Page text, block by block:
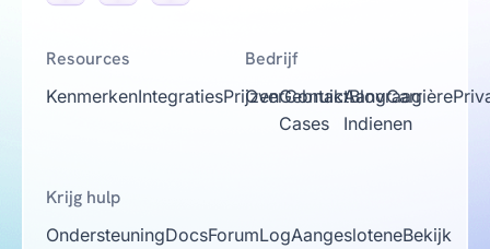
Resources
KenmerkenIntegratiesPrijzenGebruik
Cases
Aanvraag
Indienen
Bedrijf
OverContactBlogCarrière
Krijg hulp
OndersteuningDocsForumLogAangesloteneBekijk